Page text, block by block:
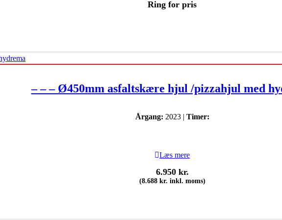
Ring for pris
– – – Ø450mm asfaltskære hjul /pizzahjul med
Årgang: 2023 | Timer:
Læs mere
6.950 kr.
(8.688 kr. inkl. moms)